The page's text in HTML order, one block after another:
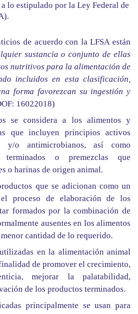
lo estipulado por la Ley Federal de
de acuerdo con la LFSA están
sustancia o conjunto de ellas
nutritivos para la alimentación de
incluidos en esta clasificación,
forma favorezcan su ingestión y
16022018)
se considera a los alimentos y
que incluyen principios activos
y/o antimicrobianos, así como
terminados o premezclas que
o harinas de origen animal.
que se adicionan como un
proceso de elaboración de los
formados por la combinación de
ausentes en los alimentos
cantidad de lo requerido.
en la alimentación animal
de promover el crecimiento,
mejorar la palatabilidad,
de los productos terminados.
principalmente se usan para